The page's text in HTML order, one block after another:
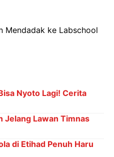
Nyoto Lagi! Cerita
Jelang Lawan Timnas
di Etihad Penuh Haru